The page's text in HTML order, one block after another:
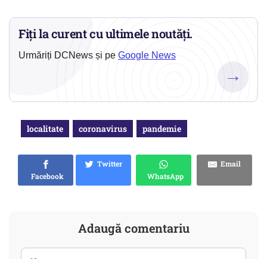
Fiți la curent cu ultimele noutăți.
Urmăriți DCNews și pe Google News
→
localitate coronavirus pandemie
Facebook
Twitter
WhatsApp
Email
Adaugă comentariu